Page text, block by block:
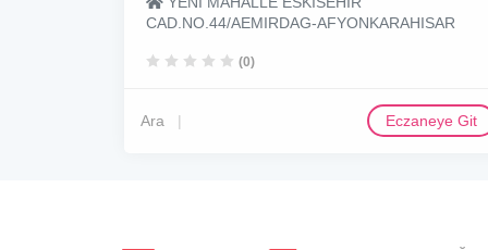
CAD.NO.44/AEMIRDAG-AFYONKARAHISAR
(0)
Ara Eczaneye Git